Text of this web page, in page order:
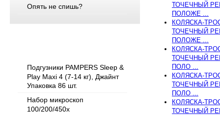
Опять не спишь?
Подгузники PAMPERS Sleep &
Play Maxi 4 (7-14 кг), Джайнт
Упаковка 86 шт.
Набор микроскоп
100/200/450х
ТОЧЕЧНЫЙ
ПОЛОЖЕ ...
КОЛЯСКА-
ТОЧЕЧНЫЙ
ПОЛОЖЕ ...
КОЛЯСКА-
ТОЧЕЧНЫЙ
ПОЛО ...
КОЛЯСКА-
ТОЧЕЧНЫЙ
ПОЛО ...
КОЛЯСКА-
ТОЧЕЧНЫЙ